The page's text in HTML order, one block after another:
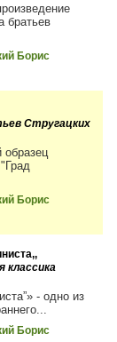
братьев
Борис
Стругацких
образец
Борис
классика
- одно из
Борис